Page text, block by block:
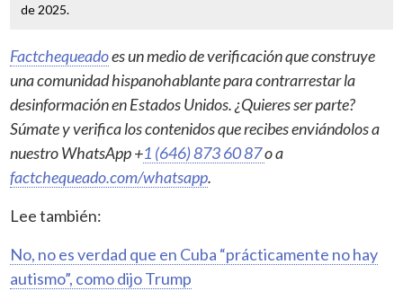
de 2025.
Factchequeadoes un medio de verificación que construye
una comunidad hispanohablante para contrarrestar la
desinformación en Estados Unidos. ¿Quieres ser parte?
Súmate y verifica los contenidos que recibes enviándolos a
nuestro WhatsApp +1 (646) 873 60 87o a
factchequeado.com/whatsapp.
Lee también:
No, no es verdad que en Cuba “prácticamente no hay
autismo”, como dijo Trump